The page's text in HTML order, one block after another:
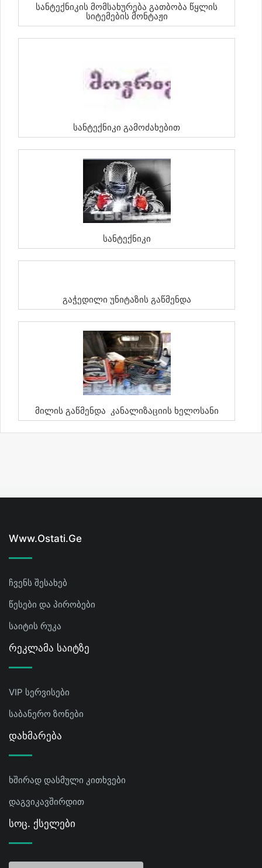
Სანტექნიკის Მომსახურება Გათბობა Წყლის
Სიტემების Მონტაჟი
Სანტექნიკი Გამოძახებით
Სანტექნიკი
Გაჭედილი Უნიტაზის Გაწმენდა
Მილის Გაწმენდა Კანალიზაციის Ხელოსანი
Www.ostati.ge
ჩვენს შესახებ
წესები და პირობები
საიტის რუკა
Რეკლამა Საიტზე
VIP სერვისები
საბანერო ზონები
Დახმარება
ხშირად დასმული კითხვები
დაგვიკავშირდით
Სოც. Ქსელები